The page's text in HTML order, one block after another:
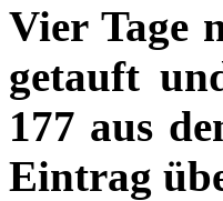
Vier Tage
getauft
177 aus
Eintrag